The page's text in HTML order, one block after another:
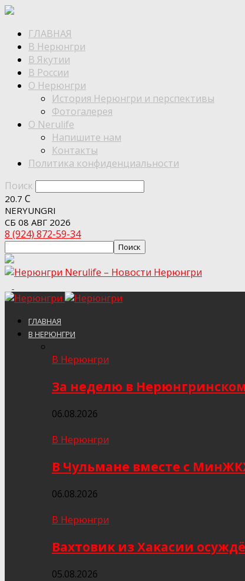
ГЛАВНАЯ
В Нерюнгри
В Якутии
В России
О Нерюнгри
История Нерюнгри и перспективы
Фотогалерея
О Nerulife
Напишите нам
Контакты
Политика конфиденциальности
Поиск
20.7 C
NERYUNGRI
СБ 08 АВГ 2026
8 (924) 872-59-34
Nerulife – Новости Нерюнгри
ГЛАВНАЯ
В НЕРЮНГРИ
В Нерюнгри
За неделю в
06.08.2026
В Нерюнгри
В Чульмане вместе с
06.08.2026
В Нерюнгри
Вахтовик из Хакасии
05.08.2026